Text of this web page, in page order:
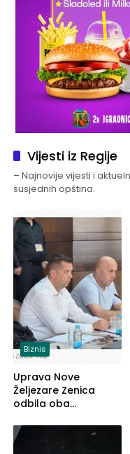
Vijesti iz Regije
– Najnovije vijesti i
susjednih opština.
Biznis
Uprava Nove
Željezare Zenica
odbila oba
FBiH: Ustrajni da je
stečaj jedino rješenje